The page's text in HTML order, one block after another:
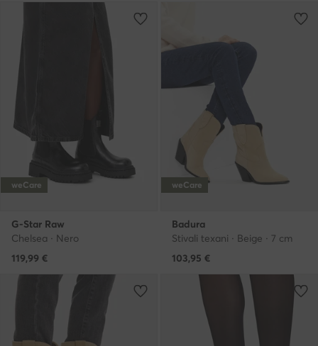
weCare
G-Star Raw
Chelsea · Nero
119,99 €
weCare
Badura
Stivali texani · Beige · 7 cm
103,95 €